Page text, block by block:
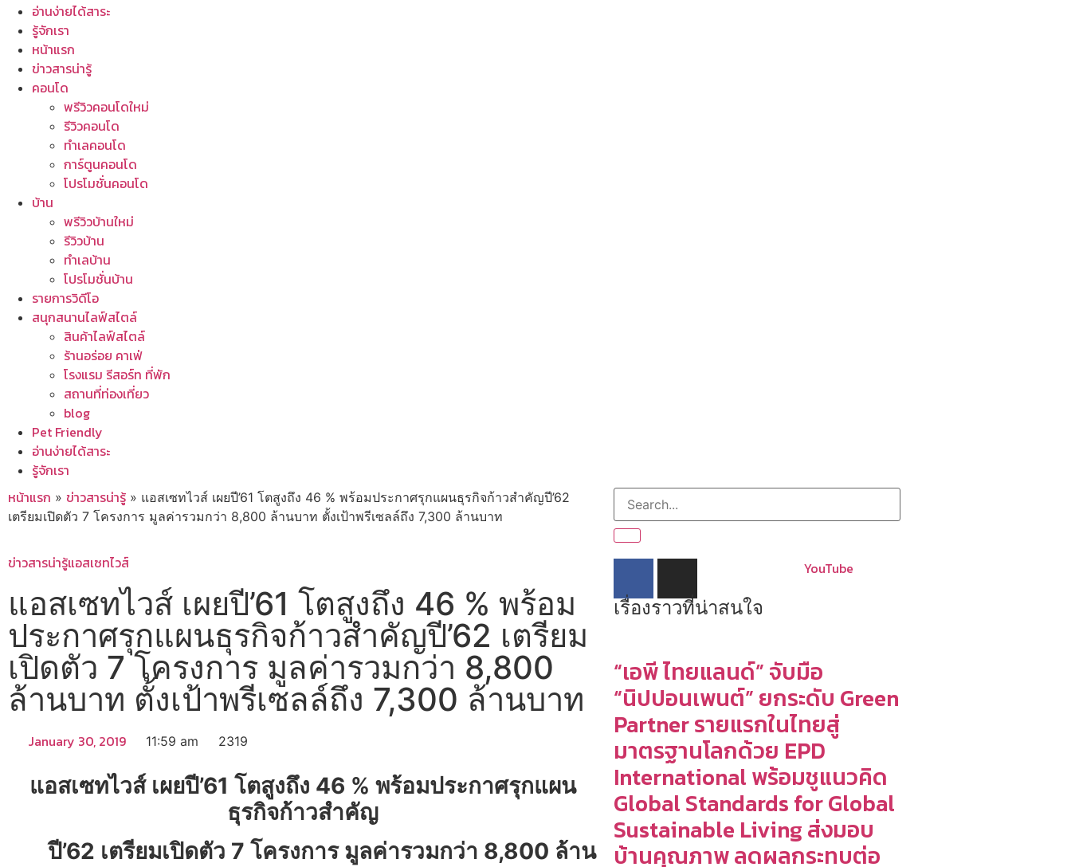
อ่านง่ายได้สาระ
รู้จักเรา
หน้าแรก
ข่าวสารน่ารู้
คอนโด
พรีวิวคอนโดใหม่
รีวิวคอนโด
ทำเลคอนโด
การ์ตูนคอนโด
โปรโมชั่นคอนโด
บ้าน
พรีวิวบ้านใหม่
รีวิวบ้าน
ทำเลบ้าน
โปรโมชั่นบ้าน
รายการวิดีโอ
สนุกสนานไลฟ์สไตล์
สินค้าไลฟ์สไตล์
ร้านอร่อย คาเฟ่
โรงแรม รีสอร์ท ที่พัก
สถานที่ท่องเที่ยว
blog
Pet Friendly
อ่านง่ายได้สาระ
รู้จักเรา
หน้าแรก » ข่าวสารน่ารู้ » แอสเซทไวส์ เผยปี’61 โตสูงถึง 46 % พร้อมประกาศรุกแผนธุรกิจก้าวสำคัญปี’62
เตรียมเปิดตัว 7 โครงการ มูลค่ารวมกว่า 8,800 ล้านบาท ตั้งเป้าพรีเซลล์ถึง 7,300 ล้านบาท
ข่าวสารน่ารู้แอสเซทไวส์
แอสเซทไวส์ เผยปี’61 โตสูงถึง 46 % พร้อม
ประกาศรุกแผนธุรกิจก้าวสำคัญปี’62 เตรียม
เปิดตัว 7 โครงการ มูลค่ารวมกว่า 8,800
ล้านบาท ตั้งเป้าพรีเซลล์ถึง 7,300 ล้านบาท
January 30, 2019 11:59 am 2319
แอสเซทไวส์ เผยปี’61 โตสูงถึง 46 % พร้อมประกาศรุกแผน
ธุรกิจก้าวสำคัญ
ปี’62 เตรียมเปิดตัว 7โครงการ มูลค่ารวมกว่า 8,800 ล้าน
YouTube
เรื่องราวที่น่าสนใจ
“เอพี ไทยแลนด์” จับมือ
“นิปปอนเพนต์” ยกระดับ Green
Partner รายแรกในไทยสู่
มาตรฐานโลกด้วย EPD
International พร้อมชูแนวคิด
Global Standards for Global
Sustainable Living ส่งมอบ
บ้านคุณภาพ ลดผลกระทบต่อ